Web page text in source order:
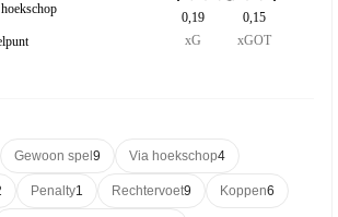
0,19
xG
0,15
xGOT
Gewoon spel 9 Via hoekschop4
Penalty1 Rechtervoet9 Koppen6